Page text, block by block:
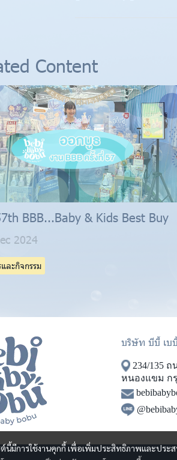
Content
BBB...Baby & Kids Best Buy
2024
ละกิจกรรม
ต์นี้มีการใช้งานคุกกี้ เพื่อเพิ่มประสิทธิภาพและประ
บริษัท บีบี้ เบ
234/135
หนองแขม ก